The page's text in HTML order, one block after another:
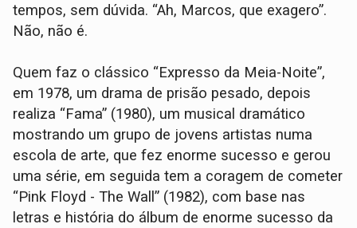
tempos, sem dúvida. “Ah, Marcos, que exagero”.
Não, não é.
Quem faz o clássico “Expresso da Meia-Noite”,
em 1978, um drama de prisão pesado, depois
realiza “Fama” (1980), um musical dramático
mostrando um grupo de jovens artistas numa
escola de arte, que fez enorme sucesso e gerou
uma série, em seguida tem a coragem de cometer
“Pink Floyd - The Wall” (1982), com base nas
letras e história do álbum de enorme sucesso da